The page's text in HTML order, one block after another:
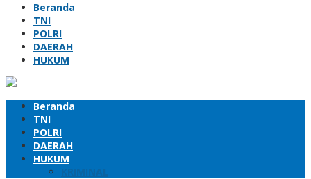
Beranda
TNI
POLRI
DAERAH
HUKUM
Beranda
TNI
POLRI
DAERAH
HUKUM
KRIMINAL